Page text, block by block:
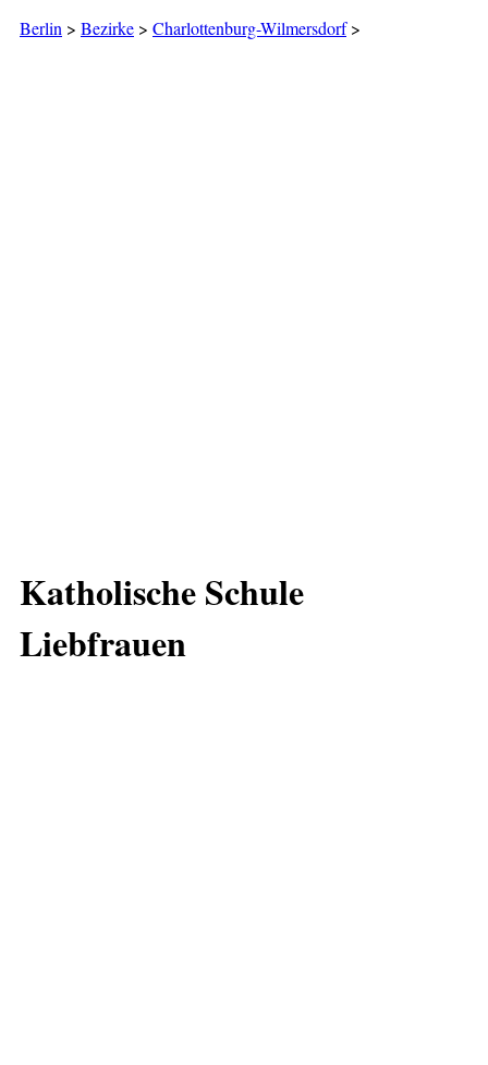
Berlin > Bezirke > Charlottenburg-Wilmersdorf>
Katholische Schule
Liebfrauen